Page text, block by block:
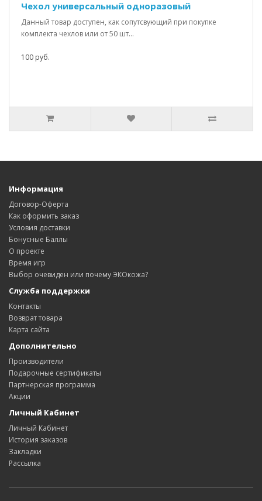
Чехол универсальный одноразовый
Данный товар доступен, как сопутсвующий при покупке
комплекта чехлов или от 50 шт...
100 руб.
Информация
Договор-Оферта
Как оформить заказ
Условия доставки
Бонусные Баллы
О проекте
Время игр
Выбор очевиден или почему ЭКОкожа?
Служба поддержки
Контакты
Возврат товара
Карта сайта
Дополнительно
Производители
Подарочные сертификаты
Партнерская программа
Акции
Личный Кабинет
Личный Кабинет
История заказов
Закладки
Рассылка